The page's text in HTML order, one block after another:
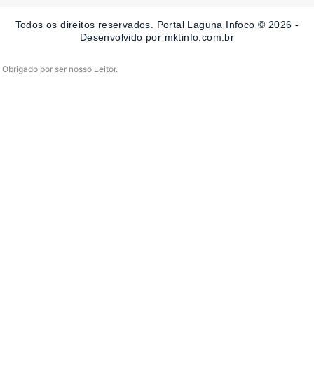
k
-
a
m
Todos os direitos reservados. Portal Laguna Infoco © 2026 -
Desenvolvido por mktinfo.com.br
Obrigado por ser nosso Leitor.